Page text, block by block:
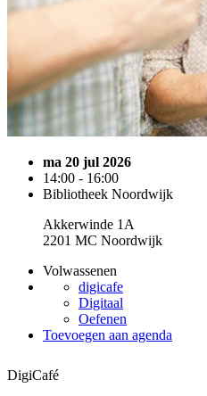
ma 20 jul 2026
14:00 - 16:00
Bibliotheek Noordwijk
Akkerwinde 1A
2201 MC Noordwijk
Volwassenen
digicafe
Digitaal
Oefenen
Toevoegen aan agenda
DigiCafé